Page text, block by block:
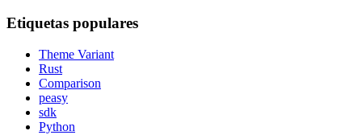
Etiquetas populares
Theme Variant
Rust
Comparison
peasy
sdk
Python